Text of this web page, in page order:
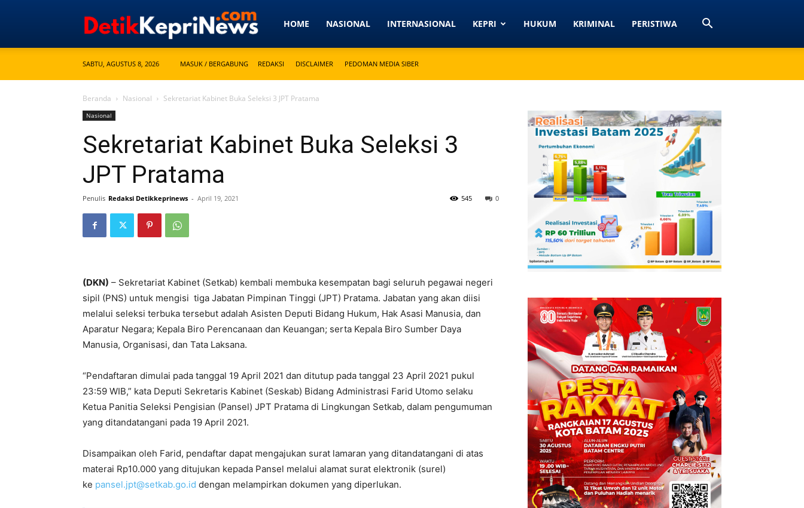
Detikkeprinews.com
HOME NASIONAL INTERNASIONAL KEPRI HUKUM KRIMINAL PERISTIWA
SABTU, AGUSTUS 8, 2026 MASUK / BERGABUNG REDAKSI DISCLAIMER PEDOMAN MEDIA SIBER
Beranda Nasional Sekretariat Kabinet Buka Seleksi 3 JPT Pratama
Nasional
Sekretariat Kabinet Buka Seleksi 3
JPT Pratama
Penulis Redaksi Detikkeprinews - April 19, 2021 0
545
(DKN) – Sekretariat Kabinet (Setkab) kembali membuka kesempatan bagi seluruh pegawai negeri
sipil (PNS) untuk mengisi tiga Jabatan Pimpinan Tinggi (JPT) Pratama. Jabatan yang akan diisi
melalui seleksi terbuka tersebut adalah Asisten Deputi Bidang Hukum, Hak Asasi Manusia, dan
Aparatur Negara; Kepala Biro Perencanaan dan Keuangan; serta Kepala Biro Sumber Daya
Manusia, Organisasi, dan Tata Laksana.
“Pendaftaran dimulai pada tanggal 19 April 2021 dan ditutup pada tanggal 23 April 2021 pukul
23:59 WIB,” kata Deputi Sekretaris Kabinet (Seskab) Bidang Administrasi Farid Utomo selaku
Ketua Panitia Seleksi Pengisian (Pansel) JPT Pratama di Lingkungan Setkab, dalam pengumuman
yang ditandatangani pada 19 April 2021.
Disampaikan oleh Farid, pendaftar dapat mengajukan surat lamaran yang ditandatangani di atas
materai Rp10.000 yang ditujukan kepada Pansel melalui alamat surat elektronik (surel)
ke pansel.jpt@setkab.go.id dengan melampirkan dokumen yang diperlukan.